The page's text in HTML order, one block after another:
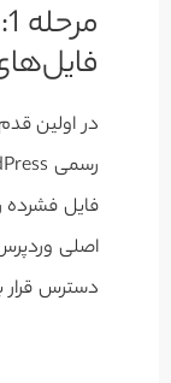
در اولین
اصلی
دسترس قرار